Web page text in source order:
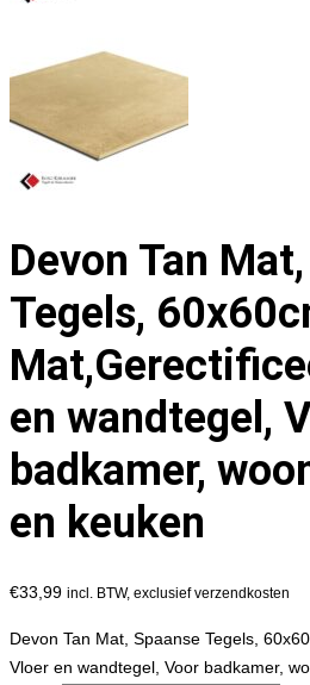
Devon Tan
Tegels,
en wandtegel,
badkamer,
en keuken
€33,99 incl. BTW, exclusief verzendkosten
Devon Tan Mat, Spaanse Tegels,
Vloer en wandtegel, Voor badkamer,